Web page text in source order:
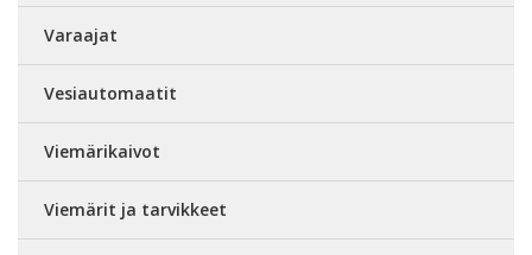
Varaajat
Vesiautomaatit
Viemärikaivot
Viemärit ja tarvikkeet